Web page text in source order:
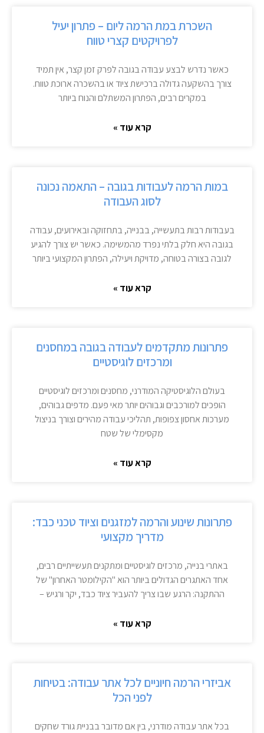
השכרת במת הרמה ליום – פתרון יעיל
לפרויקטים קצרי טווח
כאשר נדרש לבצע עבודה בגובה לפרק זמן קצר, אין תמיד
צורך בהשקעה גדולה ברכישת ציוד או בהשכרה ארוכת טווח.
במקרים רבים, הפתרון המשתלם והנוח ביותר
קרא עוד »
במות הרמה לעבודות בגובה – התאמה נכונה
לסוג העבודה
בעבודות רבות בתעשייה, בבנייה, בתחזוקה ובאירועים, עבודה
בגובה היא חלק בלתי נפרד מהמשימה. כאשר יש צורך להגיע
לגובה בצורה בטוחה, מדויקת ויעילה, הפתרון המקצועי ביותר
קרא עוד »
פתרונות מתקדמים לעבודה בגובה במחסנים
ומרכזים לוגיסטיים
בעולם הלוגיסטיקה המודרני, מחסנים ומרכזים לוגיסטיים
הופכים למורכבים וגבוהים יותר מאי פעם. מדפים גבוהים,
מערכות אחסון צפופות, תהליכי עבודה מהירים וצורך בניצול
מקסימלי של שטח
קרא עוד »
פתרונות שינוע והרמה למזגנים וציוד טכני כבד:
מדריך מקצועי
באתרי בנייה, מרכזים לוגיסטיים ומתקנים תעשייתיים רבים,
אחד האתגרים הגדולים ביותר הוא "הקילומטר האחרון" של
ההתקנה: הרגע שבו צריך להעביר ציוד כבד, יקר ורגיש –
קרא עוד »
אביזרי הרמה חיוניים לכל אתר עבודה: בטיחות
לפני הכל
בכל אתר עבודה מודרני, בין אם מדובר בבניית גורד שחקים